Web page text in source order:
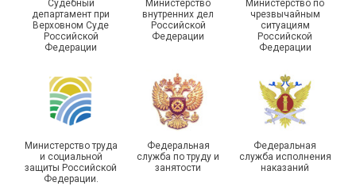
Чествование ветеранов
боевых действий
Самарской области
Подписано соглашение с
области
Судебный
департамент при
Верховном Суде
Российской
Федерации
Министерство
внутренних дел
Российской
Федерации
Министерство по
чрезвычайным
ситуациям
Российской
Федерации
Министерство труда
и социальной
защиты Российской
Федерации.
Федеральная
служба по труду и
занятости
Федеральная
служба исполнения
наказаний